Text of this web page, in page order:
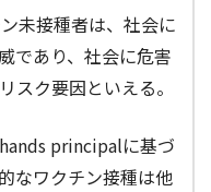
未接種者は、社会に
であり、社会に危害
スク要因といえる。
principalに基づ
なワクチン接種は他